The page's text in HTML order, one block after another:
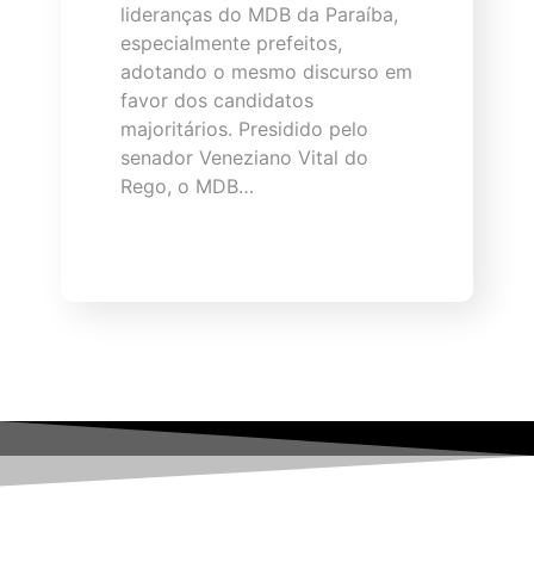
lideranças do MDB da Paraíba,
especialmente prefeitos,
adotando o mesmo discurso em
favor dos candidatos
majoritários. Presidido pelo
senador Veneziano Vital do
Rego, o MDB…